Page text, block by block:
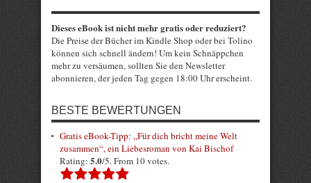
Dieses eBook ist nicht mehr gratis oder reduziert?
Die Preise der Bücher im Kindle Shop oder bei Tolino
können sich schnell ändern! Um kein Schnäppchen
mehr zu versäumen, sollten Sie den Newsletter
abonnieren, der jeden Tag gegen 18:00 Uhr erscheint.
BESTE BEWERTUNGEN
Gratis eBook-Tipp: „Für dich bricht meine Welt
zusammen“, ein Liebesroman von Kai Bischof
Rating: 5.0/5. From 10 votes.